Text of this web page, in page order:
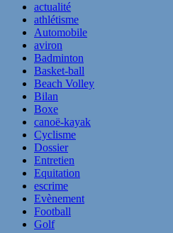
actualité
athlétisme
Automobile
aviron
Badminton
Basket-ball
Beach Volley
Bilan
Boxe
canoë-kayak
Cyclisme
Dossier
Entretien
Equitation
escrime
Evènement
Football
Golf